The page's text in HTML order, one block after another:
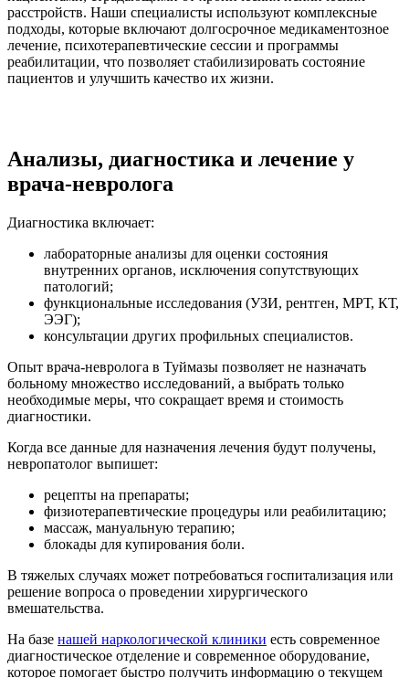
расстройств. Наши специалисты используют комплексные
подходы, которые включают долгосрочное медикаментозное
лечение, психотерапевтические сессии и программы
реабилитации, что позволяет стабилизировать состояние
пациентов и улучшить качество их жизни.
Анализы, диагностика и лечение у
врача-невролога
Диагностика включает:
лабораторные анализы для оценки состояния
внутренних органов, исключения сопутствующих
патологий;
функциональные исследования (УЗИ, рентген, МРТ, КТ,
ЭЭГ);
консультации других профильных специалистов.
Опыт врача-невролога в Туймазы позволяет не назначать
больному множество исследований, а выбрать только
необходимые меры, что сокращает время и стоимость
диагностики.
Когда все данные для назначения лечения будут получены,
невропатолог выпишет:
рецепты на препараты;
физиотерапевтические процедуры или реабилитацию;
массаж, мануальную терапию;
блокады для купирования боли.
В тяжелых случаях может потребоваться госпитализация или
решение вопроса о проведении хирургического
вмешательства.
На базе нашей наркологической клиники есть современное
диагностическое отделение и современное оборудование,
которое помогает быстро получить информацию о текущем